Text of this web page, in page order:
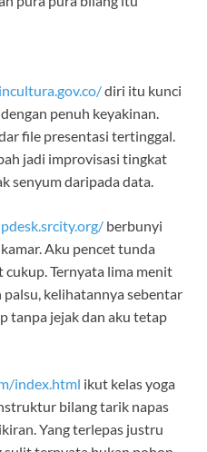
diri itu kunci
penuh keyakinan.
file presentasi tertinggal.
jadi improvisasi tingkat
senyum daripada data.
berbunyi
Aku pencet tunda
Ternyata lima menit
kelihatannya sebentar
tanpa jejak dan aku tetap
index.html ikut kelas yoga
bilang tarik napas
Yang terlepas justru